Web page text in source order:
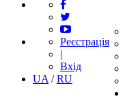
Реєстрація
|
Вхід
UA /RU